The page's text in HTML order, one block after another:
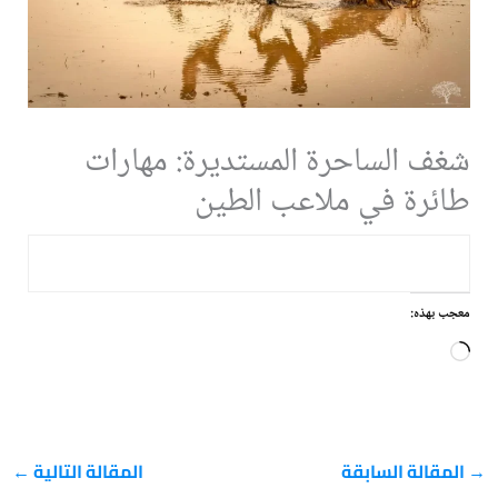
شغف الساحرة المستديرة: مهارات
طائرة في ملاعب الطين
معجب بهذه:
جاري
→ المقالة السابقة المقالة التالية ←